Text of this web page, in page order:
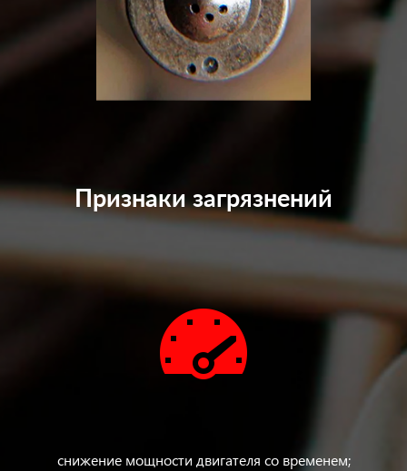
Признаки загрязнений
снижение мощности двигателя со временем;